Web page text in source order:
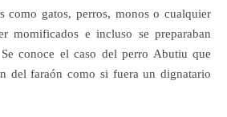
como gatos, perros, monos o cualquier
momificados e incluso se preparaban
Se conoce el caso del perro Abutiu que
del faraón como si fuera un dignatario